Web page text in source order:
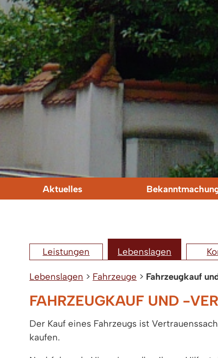
Aktuelles
Leistungen Lebenslagen
Lebenslagen > Fahrzeuge > Fahrzeugkauf
FAHRZEUGKAUF UND -
Der Kauf eines Fahrzeugs ist
kaufen.